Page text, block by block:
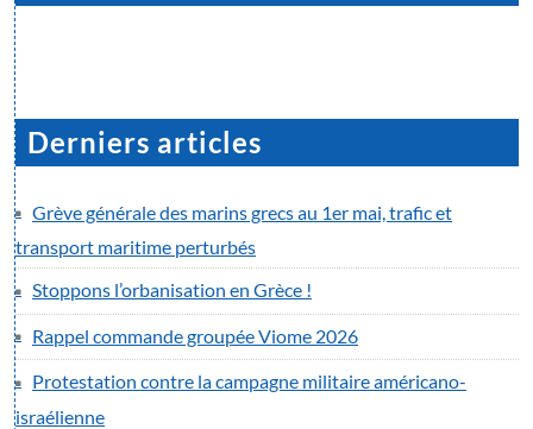
Derniers articles
Grève générale des marins grecs au 1er mai, trafic et
transport maritime perturbés
Stoppons l’orbanisation en Grèce !
Rappel commande groupée Viome 2026
Protestation contre la campagne militaire américano-
israélienne